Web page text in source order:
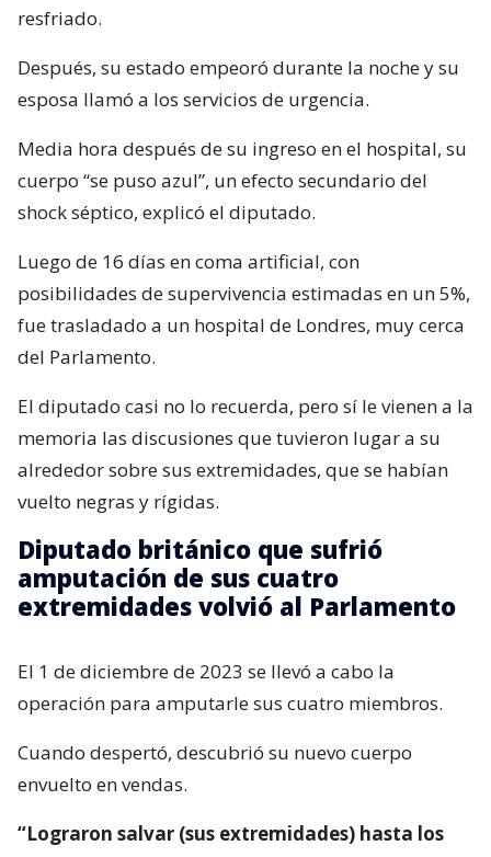
resfriado.
Después, su estado empeoró durante la noche y su
esposa llamó a los servicios de urgencia.
Media hora después de su ingreso en el hospital, su
cuerpo “se puso azul”, un efecto secundario del
shock séptico, explicó el diputado.
Luego de 16 días en coma artificial, con
posibilidades de supervivencia estimadas en un 5%,
fue trasladado a un hospital de Londres, muy cerca
del Parlamento.
El diputado casi no lo recuerda, pero sí le vienen a la
memoria las discusiones que tuvieron lugar a su
alrededor sobre sus extremidades, que se habían
vuelto negras y rígidas.
Diputado británico que sufrió
amputación de sus cuatro
extremidades volvió al Parlamento
El 1 de diciembre de 2023 se llevó a cabo la
operación para amputarle sus cuatro miembros.
Cuando despertó, descubrió su nuevo cuerpo
envuelto en vendas.
“Lograron salvar (sus extremidades) hasta los